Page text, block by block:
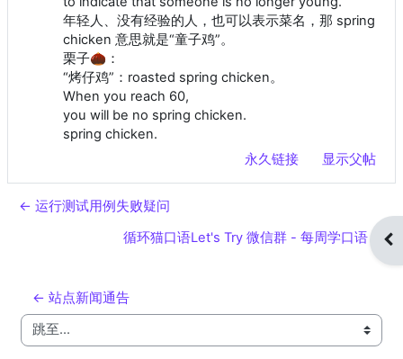
打
年轻人、没有经验的人，也可以表示菜名，那 spring
chicken 意思就是“童子鸡”。
栗子🌰：
“烤仔鸡”：roasted spring chicken。
When you reach 60,
you will be no spring chicken.
spring chicken.
永久链接
显示父帖
← 运行测试用例失败疑问
循环猫口语Let's Try 微信群 - 每周学口语 →
← 站点新闻通告
跳至...